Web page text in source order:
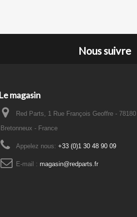
Nous suivre
magasin
Red Parts, 1 Rue François Geoffre -
Bretonneux - France
Appelez nous: +33 (0)1 30 48 90 09
E-mail : magasin@redparts.fr